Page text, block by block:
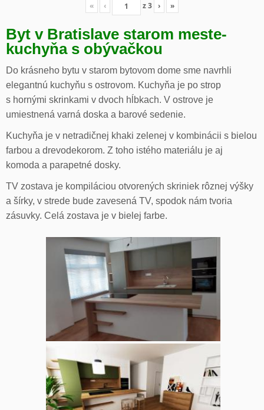
« ‹ z3 › »
Byt v Bratislave starom meste-
kuchyňa s obývačkou
Do krásneho bytu v starom bytovom dome sme navrhli
elegantnú kuchyňu s ostrovom. Kuchyňa je po strop
s hornými skrinkami v dvoch hĺbkach. V ostrove je
umiestnená varná doska a barové sedenie.
Kuchyňa je v netradičnej khaki zelenej v kombinácii s bielou
farbou a drevodekorom. Z toho istého materiálu je aj
komoda a parapetné dosky.
TV zostava je kompiláciou otvorených skriniek rôznej výšky
a šírky, v strede bude zavesená TV, spodok nám tvoria
zásuvky. Celá zostava je v bielej farbe.